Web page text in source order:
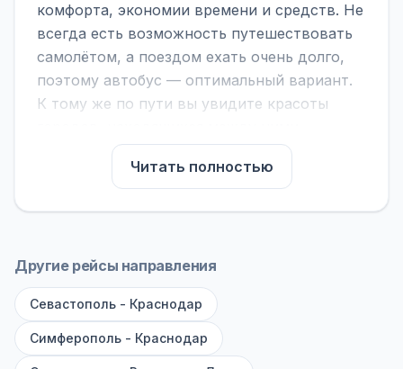
комфорта, экономии времени и средств. Не
всегда есть возможность путешествовать
самолётом, а поездом ехать очень долго,
поэтому автобус — оптимальный вариант.
К тому же по пути вы увидите красоты
На нашем сайте вы можете найти
расписание автобусов Пятигорск - Старый
Крым, сравнить рейсы и выбрать
обратите внимание на микроавтобусы (8–18
большие автобусы (от 40 мест): у них лучше
подвеска и дорога ощущается меньше.
Читать полностью
Другие рейсы направления
Севастополь - Краснодар
Симферополь - Краснодар